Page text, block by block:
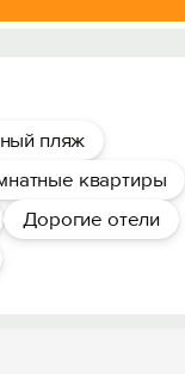
пляж
квартиры
Дорогие отели